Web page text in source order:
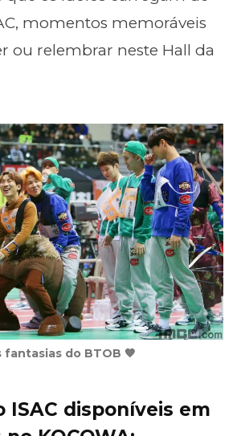
momentos memoráveis
ou relembrar neste Hall da
fantasias do BTOB 🧡
ISAC disponíveis em